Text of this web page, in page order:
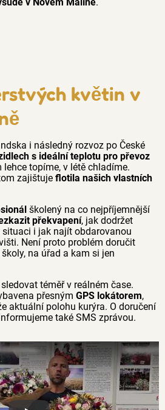
květin v
i následný rozvoz po České
s ideální teplotu pro převoz
lehce topíme, v létě chladíme.
zajištuje flotila našich vlastních
školený na co nejpříjemnější
překvapení, jak dodržet
i jak najít obdarovanou
Není proto problém doručit
na úřad a kam si jen
téměř v reálném čase.
přesným GPS lokátorem,
aktuální polohu kurýra. O doručení
také SMS zprávou.